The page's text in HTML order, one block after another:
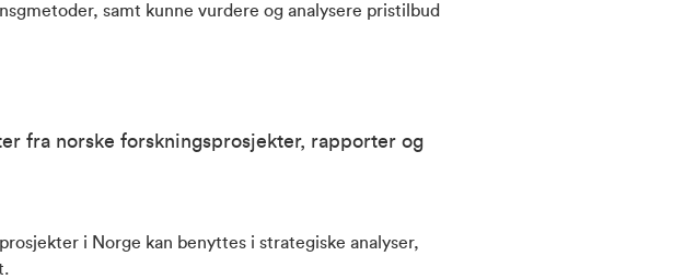
samt kunne vurdere og analysere pristilbud
fra norske forskningsprosjekter, rapporter og
i Norge kan benyttes i strategiske analyser,